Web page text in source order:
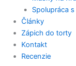
Spolupráca
Články
Zápich do torty
Kontakt
Recenzie